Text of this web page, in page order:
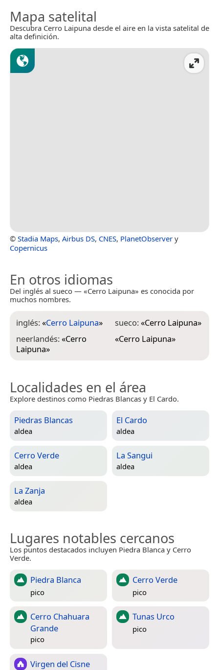
Mapa satelital
Descubra Cerro Laipuna desde el aire en la vista satelital de
alta definición.
© Stadia Maps, Airbus DS, CNES, PlanetObserver y
Copernicus
En otros idiomas
Del inglés al sueco — «Cerro Laipuna» es conocida por
muchos nombres.
inglés:«Cerro Laipuna»
neerlandés:«Cerro
Laipuna»
sueco:«Cerro Laipuna»
«Cerro Laipuna»
Localidades en el área
Explore destinos como Piedras Blancas y El Cardo.
Piedras Blancas
aldea
El Cardo
aldea
Cerro Verde
aldea
La Sangui
aldea
La Zanja
aldea
Lugares notables cercanos
Los puntos destacados incluyen Piedra Blanca y Cerro
Verde.
Piedra Blanca
pico
Cerro Verde
pico
Cerro Chahuara
Grande
pico
Tunas Urco
pico
Virgen del Cisne